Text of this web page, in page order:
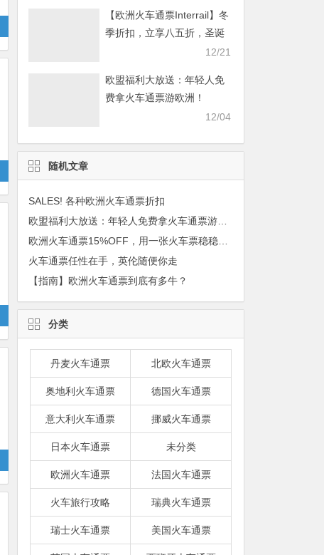
【欧洲火车通票Interrail】冬
季折扣，立享八五折，圣诞
12/21
欧盟福利大放送：年轻人免
费拿火车通票游欧洲！
12/04
随机文章
SALES! 各种欧洲火车通票折扣
欧盟福利大放送：年轻人免费拿火车通票游欧洲！
火车通票任性在手，英伦随便你走
【指南】欧洲火车通票到底有多牛？
分类
丹麦火车通票 北欧火车通票
奥地利火车通票 德国火车通票
意大利火车通票 挪威火车通票
日本火车通票 未分类
欧洲火车通票 法国火车通票
火车旅行攻略 瑞典火车通票
瑞士火车通票 美国火车通票